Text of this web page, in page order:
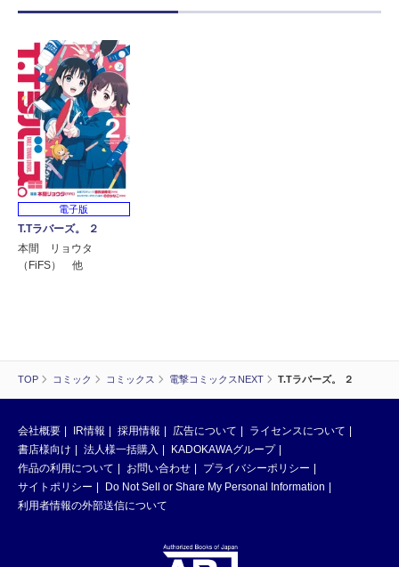
TOP コミック コミックス 電撃コミックスNEXT T.Tラバーズ。 ２
電子版
T.Tラバーズ。 ２
本間 リョウタ
（FiFS） 他
会社概要 IR情報 採用情報 広告について
ライセンスについて
書店様向け
法人様一括購入
KADOKAWAグループ
作品の利用について
お問い合わせ
プライバシーポリシー
サイトポリシー
Do Not Sell or Share My Personal Information
利用者情報の外部送信について